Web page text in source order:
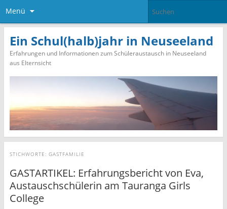
Menü
Ein Schul(halb)jahr in Neuseeland
Erfahrungen und Informationen zum Schüleraustausch in Neuseeland
aus Elternsicht
STICHWORTE: GASTFAMILIE
GASTARTIKEL: Erfahrungsbericht von Eva,
Austauschschülerin am Tauranga Girls
College